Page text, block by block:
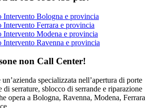
Intervento Bologna e provincia
Intervento Ferrara e provincia
Intervento Modena e provincia
Intervento Ravenna e provincia
non Call Center!
un’azienda specializzata nell’apertura di porte
di serrature, sblocco di serrande e riparazione
opera a Bologna, Ravenna, Modena, Ferrara